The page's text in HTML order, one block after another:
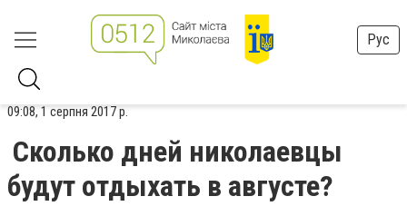
Рус
09:08, 1 серпня 2017 р.
Сколько дней николаевцы
будут отдыхать в августе?